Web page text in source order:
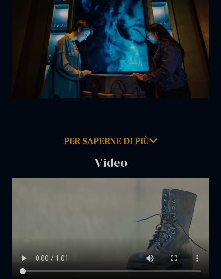
PER SAPERNE DI PIÙ
Video